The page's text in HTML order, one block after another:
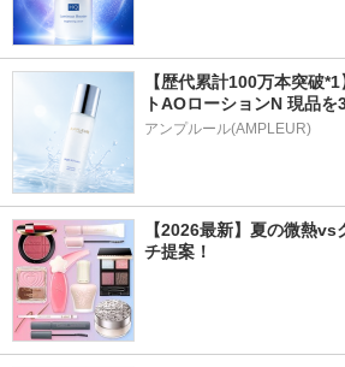
【歴代累計100万本突破
トAOローションN 現品
アンプルール(AMPLEUR)
【2026最新】夏の微熱
チ提案！